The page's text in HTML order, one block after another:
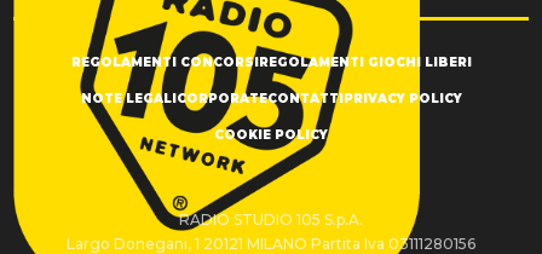
REGOLAMENTI CONCORSIREGOLAMENTI GIOCHI LIBERI
NOTE LEGALICORPORATECONTATTIPRIVACY POLICY
COOKIE POLICY
RADIO STUDIO 105 S.p.A.
Largo Donegani, 1 20121 MILANO Partita Iva 03111280156